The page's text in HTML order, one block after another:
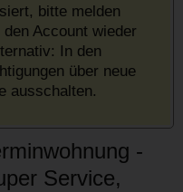
bitte melden
Account wieder
In den
über neue
ausschalten.
-
Service,